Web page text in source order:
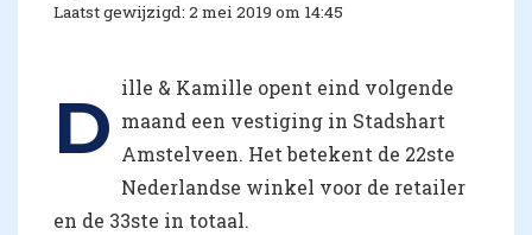
Laatst gewijzigd: 2 mei 2019 om 14:45
D ille & Kamille opent eind volgende
maand een vestiging in Stadshart
Amstelveen. Het betekent de 22ste
Nederlandse winkel voor de retailer
en de 33ste in totaal.